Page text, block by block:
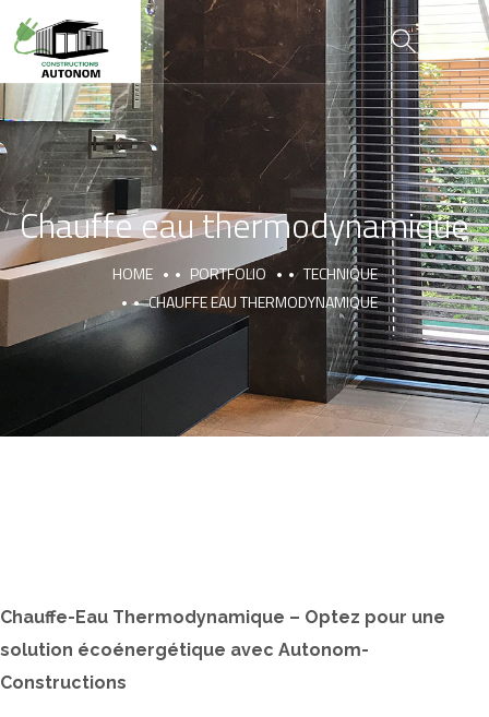
Chauffe eau thermodynamique
HOME PORTFOLIO
TECHNIQUE
CHAUFFE EAU THERMODYNAMIQUE
Chauffe-Eau Thermodynamique – Optez pour une
solution écoénergétique avec Autonom-
Constructions